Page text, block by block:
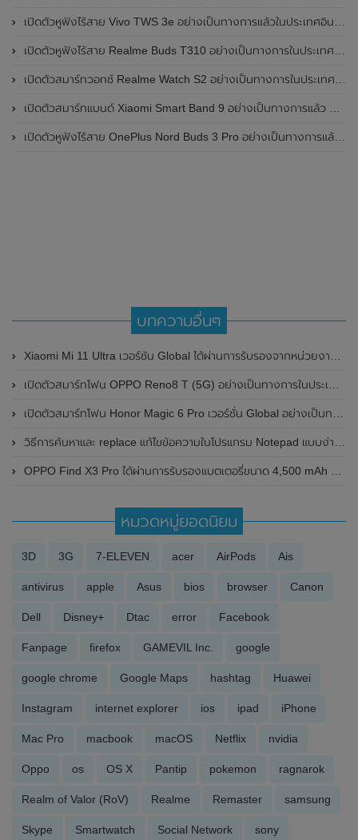
เปิดตัวหูฟังไร้สาย Vivo TWS 3e อย่างเป็นทางการแล้วในประเทศอินเดีย มาพร้อมระบบตัดเสียงรบกวน ANC ที่ 30dB , ป้องกันฝุ่นและกันน้ำที่ระดับ IP54 , แบตเตอรี่สามารถใช้งานนานสูงสุด 36 ชั่วโมง
เปิดตัวหูฟังไร้สาย Realme Buds T310 อย่างเป็นทางการในประเทศอินเดีย มาพร้อมระบบตัดเสียงรบกวน ANC สูงสุด 46dB , เสียงรอบทิศทาง 360 องศา , แบตเตอรี่สามารถใช้งานได้นานสูงสุด 40 ชั่วโมง
เปิดตัวสมาร์ทวอทช์ Realme Watch S2 อย่างเป็นทางการในประเทศอินเดีย มาพร้อมตัวเรือนสแตนเลสสตีล , หน้าจอแสดงผล AMOLED ขนาด 1.43 นิ้ว , แบตเตอรี่ขนาดใหญ่ใช้งานได้นาน 20 วัน และรองรับคำสั่งเสียง Super AI Engine ที่ขับเคลื่อนโดย ChatGPT
เปิดตัวสมาร์ทแบนด์ Xiaomi Smart Band 9 อย่างเป็นทางการแล้ว มาพร้อมหน้าจอ AMOLED ขนาด 1.62 นิ้ว , ตัวเรือนเป็นโลหะ และแบตเตอรี่สุดอึดสามารถใช้งานได้นานถึง 21 วัน
เปิดตัวหูฟังไร้สาย OnePlus Nord Buds 3 Pro อย่างเป็นทางการแล้ว มาพร้อมระบบตัดเสียงรบกวน (ANC) สามารถลดเสียงรบกวนได้ 49dB และแบตเตอรี่สุดอึดใช้งานได้นานสูงสุดถึง 44 ชั่วโมง
บทความอื่นๆ
Xiaomi Mi 11 Ultra เวอร์ชัน Global ได้ผ่านการรับรองจากหน่วยงานของอินโดนีเซียแล้ว คาดเปิดตัวในเร็วๆนี้
เปิดตัวสมาร์ทโฟน OPPO Reno8 T (5G) อย่างเป็นทางการในประเทศไทยแล้ว ราคาเริ่มต้นเพียง 13,990 บาท
เปิดตัวสมาร์ทโฟน Honor Magic 6 Pro เวอร์ชั่น Global อย่างเป็นทางการแล้ว
วิธีการค้นหาและ replace แก้ไขข้อความในโปรแกรม Notepad แบบง่ายๆ
OPPO Find X3 Pro ได้ผ่านการรับรองแบตเตอรี่ขนาด 4,500 mAh จาก FCC และ 3C แล้ว พร้อมรองรับการชาร์จไวที่ 65W
หมวดหมู่ยอดนิยม
3D 3G 7-ELEVEN acer AirPods Ais
antivirus apple Asus bios browser Canon
Dell Disney+ Dtac error Facebook
Fanpage firefox GAMEVIL Inc. google
google chrome Google Maps hashtag Huawei
Instagram internet explorer ios ipad iPhone
Mac Pro macbook macOS Netflix nvidia
Oppo os OS X Pantip pokemon ragnarok
Realm of Valor (RoV) Realme Remaster samsung
Skype Smartwatch Social Network sony